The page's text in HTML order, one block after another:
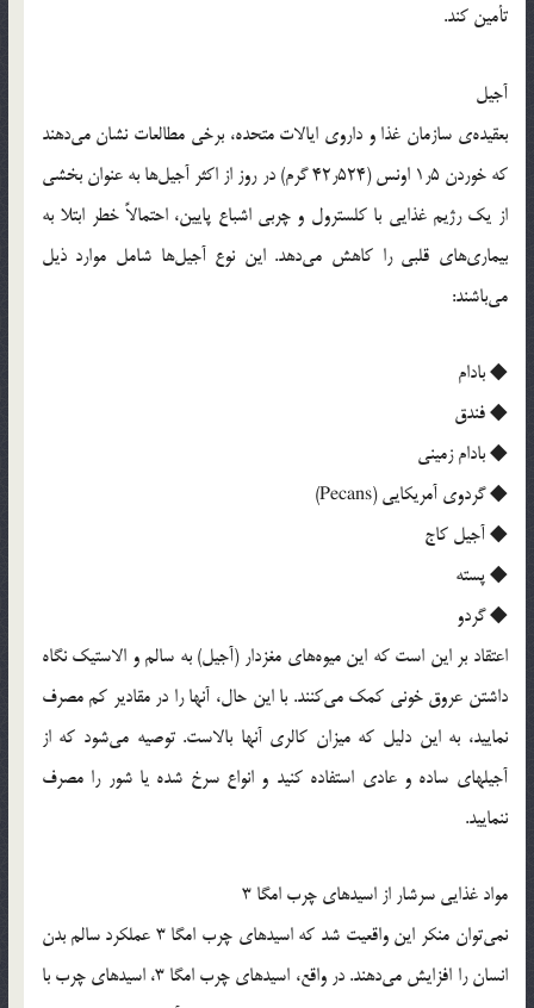
تأمین کند.
آجیل
بعقیده‌ی سازمان غذا و داروی ایالات متحده، برخی مطالعات نشان می‌دهند
که خوردن 5ر1 اونس (524ر42 گرم) در روز از اکثر آجیل‌ها به عنوان بخشی
از یک رژیم غذایی با کلسترول و چربی اشباع پایین، احتمالاً خطر ابتلا به
بیماری‌های قلبی را کاهش می‌دهد. این نوع آجیل‌ها شامل موارد ذیل
می‌باشند:
◆ بادام
◆ فندق
◆ بادام زمینی
◆ گردوی آمریکایی (Pecans)
◆ آجیل کاج
◆ پسته
◆ گردو
اعتقاد بر این است که این میوه‌های مغزدار (آجیل) به سالم و الاستیک نگاه
داشتن عروق خونی کمک می‌کنند. با این حال، آنها را در مقادیر کم مصرف
نمایید، به این دلیل که میزان کالری آنها بالاست. توصیه می‌شود که از
آجیلهای ساده و عادی استفاده کنید و انواع سرخ شده یا شور را مصرف
ننمایید.
مواد غذایی سرشار از اسیدهای چرب امگا 3
نمی‌توان منکر این واقعیت شد که اسیدهای چرب امگا 3 عملکرد سالم بدن
انسان را افزایش می‌دهند. در واقع، اسیدهای چرب امگا 3، اسیدهای چرب با